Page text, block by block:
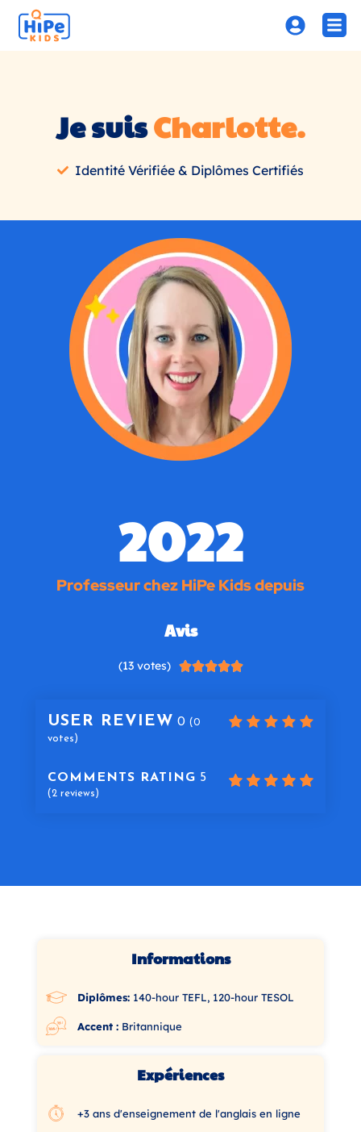
Je suisCharlotte.
Identité Vérifiée & Diplômes Certifiés
Professeur chez HiPe Kids depuis
2022
Avis
(13 votes) 
USER REVIEW 0 (0
votes)
COMMENTS RATING 5
(2reviews)
Informations
Diplômes: 140-hour TEFL, 120-hour TESOL
Accent : Britannique
Expériences
+3 ans d'enseignement de l'anglais en ligne